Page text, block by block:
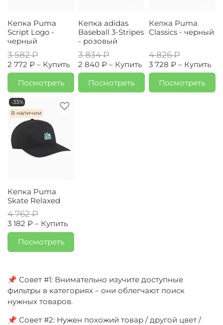
Кепка Puma
Script Logo -
черный
3 582 ₽
2 772 ₽ – Купить
Посмотреть
Кепка adidas
Baseball 3-Stripes
- розовый
3 834 ₽
2 840 ₽ – Купить
Посмотреть
Кепка Puma
Classics - черный
4 826 ₽
3 728 ₽ – Купить
Посмотреть
-33%
В наличии
Кепка Puma
Skate Relaxed
4 762 ₽
3 182 ₽ – Купить
Посмотреть
📌 Совет #1: Внимательно изучите доступные
фильтры в категориях – они облегчают поиск
нужных товаров.
📌 Совет #2: Нужен похожий товар / другой цвет /